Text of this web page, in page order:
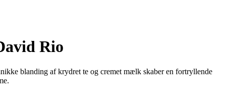
Rio
blanding af krydret te og cremet mælk skaber en fortryllende